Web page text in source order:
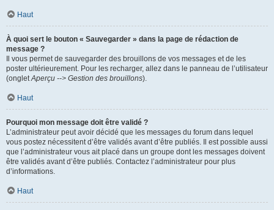
Haut
À quoi sert le bouton « Sauvegarder » dans la page de rédaction de
message ?
Il vous permet de sauvegarder des brouillons de vos messages et de les
poster ultérieurement. Pour les recharger, allez dans le panneau de l’utilisateur
(onglet Aperçu --> Gestion des brouillons).
Haut
Pourquoi mon message doit être validé ?
L’administrateur peut avoir décidé que les messages du forum dans lequel
vous postez nécessitent d’être validés avant d’être publiés. Il est possible aussi
que l’administrateur vous ait placé dans un groupe dont les messages doivent
être validés avant d’être publiés. Contactez l’administrateur pour plus
d’informations.
Haut